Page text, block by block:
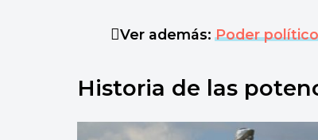
Ver además:Poder político
Historia de las